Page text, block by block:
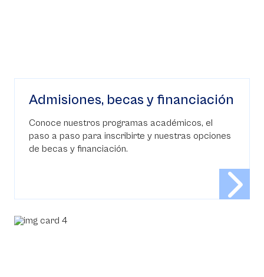
Admisiones, becas y financiación
Conoce nuestros programas académicos, el
paso a paso para inscribirte y nuestras opciones
de becas y financiación.